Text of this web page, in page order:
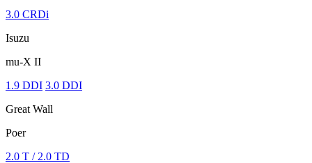
3.0 CRDi
Isuzu
mu-X II
1.9 DDI 3.0 DDI
Great Wall
Poer
2.0 T / 2.0 TD